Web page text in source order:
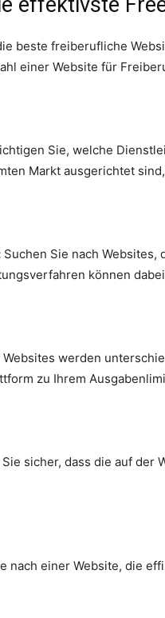
beste freiberufliche
einer Website für
Sie, welche
Markt ausgerichtet
Suchen Sie nach
können
werden
zu Ihrem
sicher, dass die auf der
nach einer Website, die